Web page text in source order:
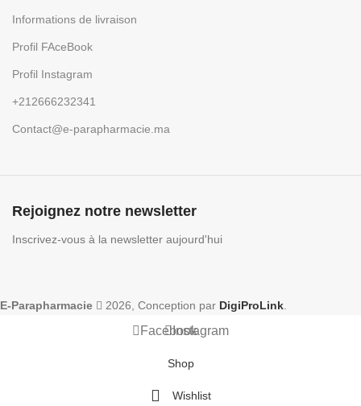
Informations de livraison
Profil FAceBook
Profil Instagram
+212666232341
Contact@e-parapharmacie.ma
Rejoignez notre newsletter
Inscrivez-vous à la newsletter aujourd'hui
E-Parapharmacie 2026, Conception par DigiProLink
FacebookInstagram
Shop
Wishlist